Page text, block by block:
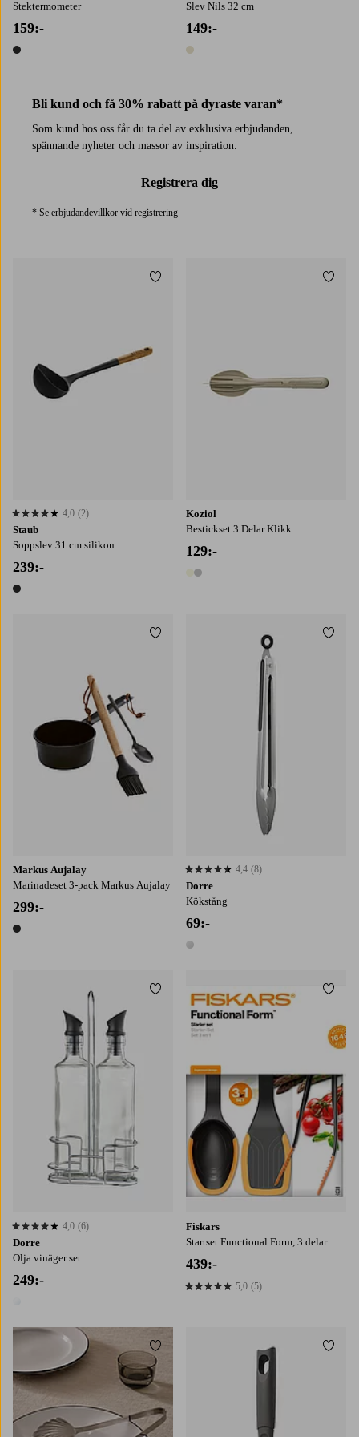
Stektermometer
159:-
1 färg
Bli kund och få 30% rabatt på dyraste varan*
Som kund hos oss får du ta del av exklusiva erbjudanden,
spännande nyheter och massor av inspiration.
Registrera dig
* Se erbjudandevillkor vid registrering
Slev Nils 32 cm
149:-
1 färg
Staub
Soppslev 31 cm silikon
239:-
1 färg
4,0 baserat på 2 st betyg
4,0 (2)
Lägg till i favoriter
Koziol
Bestickset 3 Delar Klikk
129:-
2 färger
Markus Aujalay
Marinadeset 3-pack Markus Aujalay
299:-
1 färg
Lägg till i favoriter
Dorre
Kökstång
69:-
1 färg
4,4 baserat på 8 st betyg
4,4 (8)
Dorre
Olja vinäger set
249:-
4,0 baserat på 6 st betyg
4,0 (6)
Lägg till i favoriter
Fiskars
Startset Functional Form, 3 delar
439:-
5,0 baserat på 5 st betyg
5,0 (5)
Lägg till i favoriter